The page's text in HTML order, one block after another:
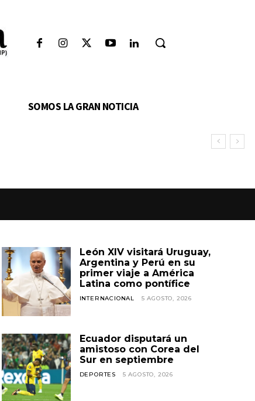
SOMOS LA GRAN NOTICIA
León XIV visitará Uruguay,
Argentina y Perú en su
primer viaje a América
Latina como pontífice
INTERNACIONAL 5 AGOSTO, 2026
Ecuador disputará un
amistoso con Corea del
Sur en septiembre
DEPORTES 5 AGOSTO, 2026